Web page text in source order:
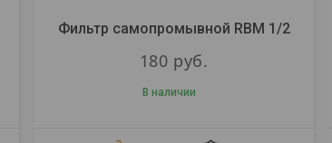
Фильтр самопромывной RBM 1/2
180 руб.
В наличии